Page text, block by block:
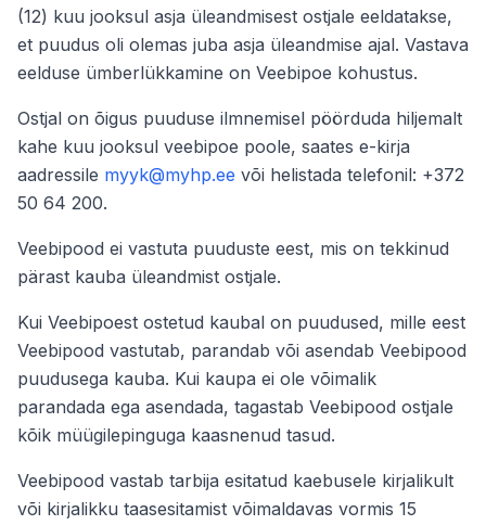
(12) kuu jooksul asja üleandmisest ostjale eeldatakse,
et puudus oli olemas juba asja üleandmise ajal. Vastava
eelduse ümberlükkamine on Veebipoe kohustus.
Ostjal on õigus puuduse ilmnemisel pöörduda hiljemalt
kahe kuu jooksul veebipoe poole, saates e-kirja
aadressile myyk@myhp.ee või helistada telefonil: +372
50 64 200.
Veebipood ei vastuta puuduste eest, mis on tekkinud
pärast kauba üleandmist ostjale.
Kui Veebipoest ostetud kaubal on puudused, mille eest
Veebipood vastutab, parandab või asendab Veebipood
puudusega kauba. Kui kaupa ei ole võimalik
parandada ega asendada, tagastab Veebipood ostjale
kõik müügilepinguga kaasnenud tasud.
Veebipood vastab tarbija esitatud kaebusele kirjalikult
või kirjalikku taasesitamist võimaldavas vormis 15